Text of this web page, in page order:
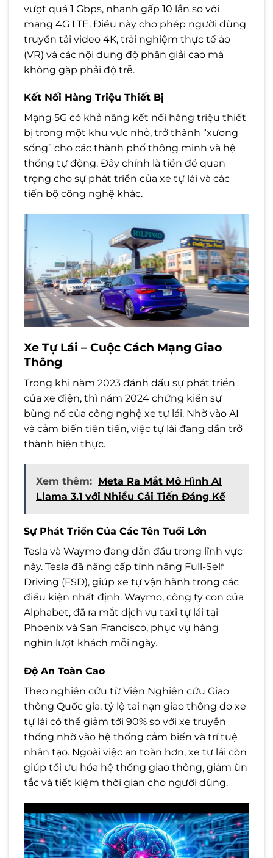
vượt quá 1 Gbps, nhanh gấp 10 lần so với
mạng 4G LTE. Điều này cho phép người dùng
truyền tải video 4K, trải nghiệm thực tế ảo
(VR) và các nội dung độ phân giải cao mà
không gặp phải độ trễ.
Kết Nối Hàng Triệu Thiết Bị
Mạng 5G có khả năng kết nối hàng triệu thiết
bị trong một khu vực nhỏ, trở thành “xương
sống” cho các thành phố thông minh và hệ
thống tự động. Đây chính là tiền đề quan
trọng cho sự phát triển của xe tự lái và các
tiến bộ công nghệ khác.
Xe Tự Lái – Cuộc Cách Mạng Giao
Thông
Trong khi năm 2023 đánh dấu sự phát triển
của xe điện, thì năm 2024 chứng kiến sự
bùng nổ của công nghệ xe tự lái. Nhờ vào AI
và cảm biến tiên tiến, việc tự lái đang dần trở
thành hiện thực.
Xem thêm: Meta Ra Mắt Mô Hình AI
Llama 3.1 với Nhiều Cải Tiến Đáng Kể
Sự Phát Triển Của Các Tên Tuổi Lớn
Tesla và Waymo đang dẫn đầu trong lĩnh vực
này. Tesla đã nâng cấp tính năng Full-Self
Driving (FSD), giúp xe tự vận hành trong các
điều kiện nhất định. Waymo, công ty con của
Alphabet, đã ra mắt dịch vụ taxi tự lái tại
Phoenix và San Francisco, phục vụ hàng
nghìn lượt khách mỗi ngày.
Độ An Toàn Cao
Theo nghiên cứu từ Viện Nghiên cứu Giao
thông Quốc gia, tỷ lệ tai nạn giao thông do xe
tự lái có thể giảm tới 90% so với xe truyền
thống nhờ vào hệ thống cảm biến và trí tuệ
nhân tạo. Ngoài việc an toàn hơn, xe tự lái còn
giúp tối ưu hóa hệ thống giao thông, giảm ùn
tắc và tiết kiệm thời gian cho người dùng.